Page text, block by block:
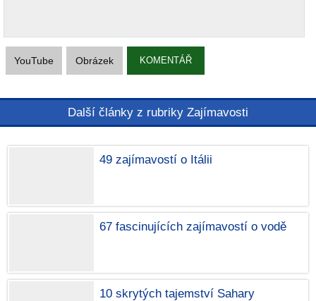
YouTube Obrázek KOMENTÁŘ
Další články z rubriky Zajímavosti
49 zajímavostí o Itálii
67 fascinujících zajímavostí o vodě
10 skrytých tajemství Sahary